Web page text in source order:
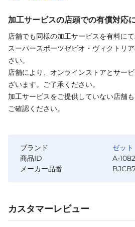
加工サービスの店頭での有償対応
店舗でも同様の加工サービスを有料に
スーパースポーツゼビオ・ヴィクトリ
さい。
店舗により、オンラインストアとサー
ざいます。ご了承ください。
加工サービスをご提供していない店舗
ご確認ください。
ブランド
ゼット
商品ID
A-
メーカー品番
カスタマーレビュー